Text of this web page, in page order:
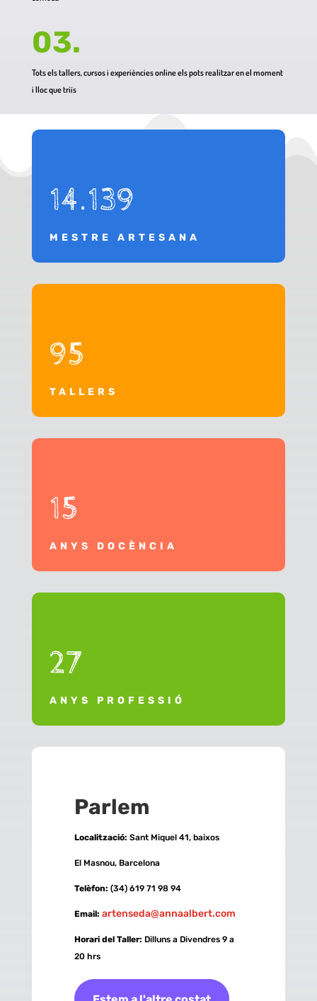
03.
Tots els tallers, cursos i experiències online els pots realitzar en el moment
i lloc que triïs
14.139
MESTRE ARTESANA
95
TALLERS
15
ANYS DOCÈNCIA
27
ANYS PROFESSIÓ
Parlem
Localització: Sant Miquel 41, baixos
El Masnou, Barcelona
Telèfon: (34) 619 71 98 94
Email: artenseda@annaalbert.com
Horari del Taller: Dilluns a Divendres 9 a
20 hrs